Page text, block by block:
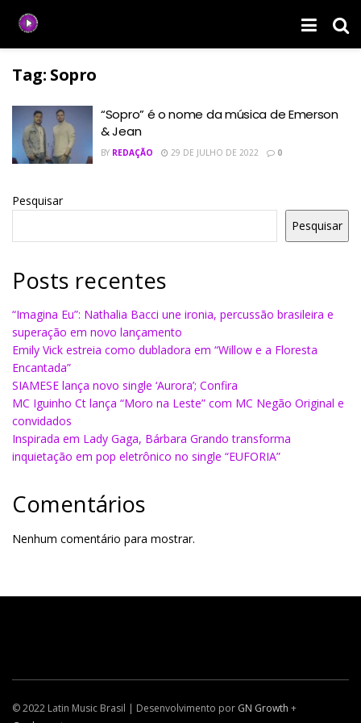
Tag: Sopro
“Sopro” é o nome da música de Emerson
& Jean
BY REDAÇÃO 29 DE JULHO DE 2022 0
Pesquisar
Pesquisar
Posts recentes
“Imagina Eu”: Nathalia Bacci une ironia, percussão brasileira e
superação em novo lançamento
Emily Vick estreia como dubladora em “Willow e a Floresta
Encantada”
SIAMESE lança novo single ‘Aurora’; Confira
MC Iguinho Ct lança “Moro na Leste” com MC Negão Original e
convidados
Inspirada em Lady Gaga, Bárbara Grando transforma
inquietação em pop eletrônico no single “EUFORIA”
Comentários
Nenhum comentário para mostrar.
© 2022 Latin Music Brasil | Desenvolvimento por GN Growth +